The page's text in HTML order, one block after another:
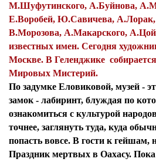
М.Шуфутинского, А.Буйнова,
Е.Воробей, Ю.Савичева, А.Лорак,
В.Морозова, А.Макарского,
известных имен. Сегодня
Москве. В Геленджике
Мировых Мистерий.
По задумке Еловиковой, музей -
замок - лабиринт, блуждая по
ознакомиться с культурой
точнее, заглянуть туда, куда
попасть вовсе. В гости к гейшам,
Праздник мертвых в Оахасу. Пока